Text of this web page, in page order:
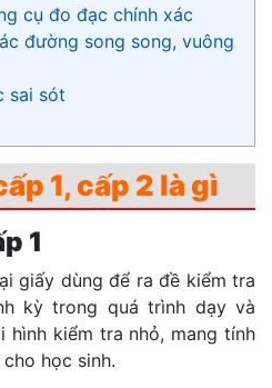
cụ đo đạc chính xác
đường song song, vuông
sai sót
1, cấp 2 là gì
1
giấy dùng để ra đề kiểm tra
kỳ trong quá trình dạy và
kiểm tra nhỏ, mang tính
học sinh.